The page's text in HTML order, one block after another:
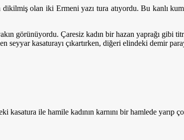
olan iki Ermeni yazı tura atıyordu. Bu kanlı
görünüyordu. Çaresiz kadın bir hazan yaprağı
seyyar kasaturayı çıkartırken, diğeri elindeki demir
kasatura ile hamile kadının karnını bir hamlede yarıp